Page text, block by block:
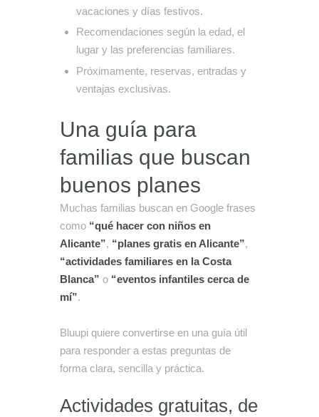
vacaciones y días festivos.
Recomendaciones según la edad, el
lugar y las preferencias familiares.
Próximamente, reservas, entradas y
ventajas exclusivas.
Una guía para
familias que buscan
buenos planes
Muchas familias buscan en Google frases
como “qué hacer con niños en
Alicante”, “planes gratis en Alicante”,
“actividades familiares en la Costa
Blanca” o “eventos infantiles cerca de
mí”.
Bluupi quiere convertirse en una guía útil
para responder a estas preguntas de
forma clara, sencilla y práctica.
Actividades gratuitas, de